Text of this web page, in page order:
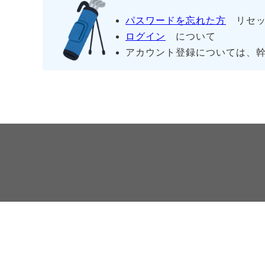
パスワードを忘れた方 リセ
ログイン
について
アカウント登録については、